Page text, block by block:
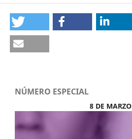
NÚMERO ESPECIAL
8 DE MARZO